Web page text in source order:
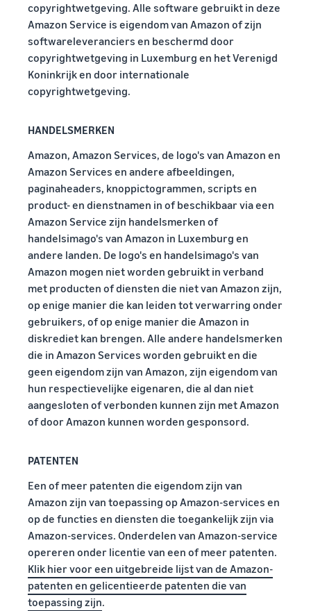
copyrightwetgeving. Alle software gebruikt in deze
Amazon Service is eigendom van Amazon of zijn
softwareleveranciers en beschermd door
copyrightwetgeving in Luxemburg en het Verenigd
Koninkrijk en door internationale
copyrightwetgeving.
HANDELSMERKEN
Amazon, Amazon Services, de logo's van Amazon en
Amazon Services en andere afbeeldingen,
paginaheaders, knoppictogrammen, scripts en
product- en dienstnamen in of beschikbaar via een
Amazon Service zijn handelsmerken of
handelsimago's van Amazon in Luxemburg en
andere landen. De logo's en handelsimago's van
Amazon mogen niet worden gebruikt in verband
met producten of diensten die niet van Amazon zijn,
op enige manier die kan leiden tot verwarring onder
gebruikers, of op enige manier die Amazon in
diskrediet kan brengen. Alle andere handelsmerken
die in Amazon Services worden gebruikt en die
geen eigendom zijn van Amazon, zijn eigendom van
hun respectievelijke eigenaren, die al dan niet
aangesloten of verbonden kunnen zijn met Amazon
of door Amazon kunnen worden gesponsord.
PATENTEN
Een of meer patenten die eigendom zijn van
Amazon zijn van toepassing op Amazon-services en
op de functies en diensten die toegankelijk zijn via
Amazon-services. Onderdelen van Amazon-service
opereren onder licentie van een of meer patenten.
Klik hier voor een uitgebreide lijst van de Amazon-
patenten en gelicentieerde patenten die van
toepassing zijn.